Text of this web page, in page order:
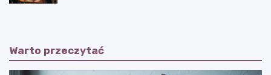
Warto przeczytać